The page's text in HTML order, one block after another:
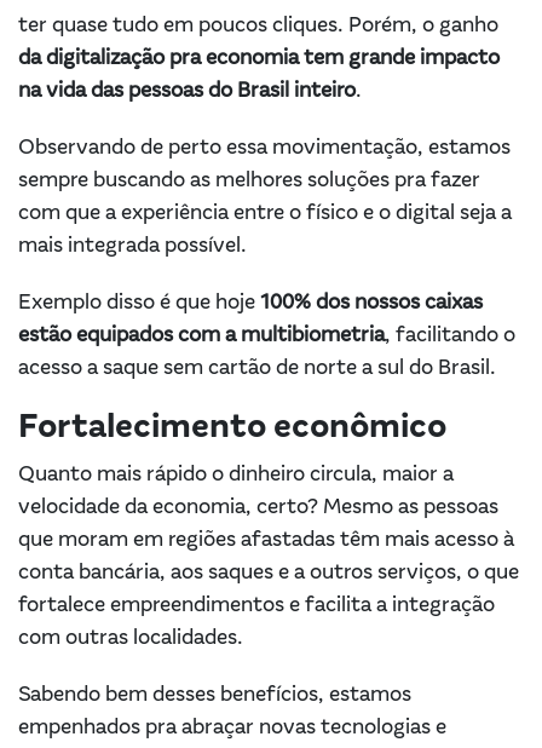
ter quase tudo em poucos cliques. Porém, o ganho
da digitalização pra economia tem grande impacto
na vida das pessoas do Brasil inteiro.
Observando de perto essa movimentação, estamos
sempre buscando as melhores soluções pra fazer
com que a experiência entre o físico e o digital seja a
mais integrada possível.
Exemplo disso é que hoje 100% dos nossos caixas
estão equipados com a multibiometria, facilitando o
acesso a saque sem cartão de norte a sul do Brasil.
Fortalecimento econômico
Quanto mais rápido o dinheiro circula, maior a
velocidade da economia, certo? Mesmo as pessoas
que moram em regiões afastadas têm mais acesso à
conta bancária, aos saques e a outros serviços, o que
fortalece empreendimentos e facilita a integração
com outras localidades.
Sabendo bem desses benefícios, estamos
empenhados pra abraçar novas tecnologias e